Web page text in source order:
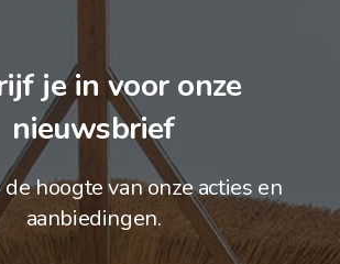
je in voor onze
nieuwsbrief
hoogte van onze acties en
aanbiedingen.